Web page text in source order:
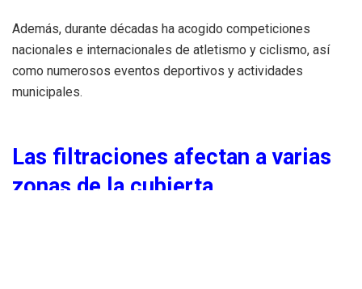
Además, durante décadas ha acogido competiciones
nacionales e internacionales de atletismo y ciclismo, así
como numerosos eventos deportivos y actividades
municipales.
Las filtraciones afectan a varias
zonas de la cubierta